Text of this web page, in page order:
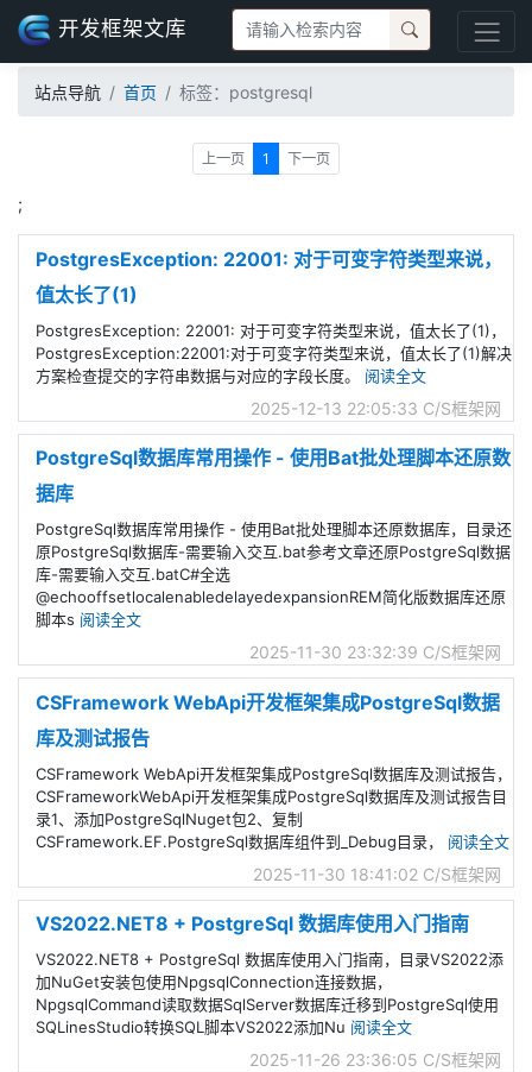
开发框架文库
站点导航 首页 标签：postgresql
上一页 1 下一页
;
PostgresException: 22001: 对于可变字符类型来说，
值太长了(1)
PostgresException: 22001: 对于可变字符类型来说，值太长了(1)，
PostgresException:22001:对于可变字符类型来说，值太长了(1)解决
方案检查提交的字符串数据与对应的字段长度。 阅读全文
2025-12-13 22:05:33 C/S框架网
PostgreSql数据库常用操作 - 使用Bat批处理脚本还原数
据库
PostgreSql数据库常用操作 - 使用Bat批处理脚本还原数据库，目录还
原PostgreSql数据库-需要输入交互.bat参考文章还原PostgreSql数据
库-需要输入交互.batC#全选
@echooffsetlocalenabledelayedexpansionREM简化版数据库还原
脚本s 阅读全文
2025-11-30 23:32:39 C/S框架网
CSFramework WebApi开发框架集成PostgreSql数据
库及测试报告
CSFramework WebApi开发框架集成PostgreSql数据库及测试报告，
CSFrameworkWebApi开发框架集成PostgreSql数据库及测试报告目
录1、添加PostgreSqlNuget包2、复制
CSFramework.EF.PostgreSql数据库组件到_Debug目录， 阅读全文
2025-11-30 18:41:02 C/S框架网
VS2022.NET8 + PostgreSql 数据库使用入门指南
VS2022.NET8 + PostgreSql 数据库使用入门指南，目录VS2022添
加NuGet安装包使用NpgsqlConnection连接数据，
NpgsqlCommand读取数据SqlServer数据库迁移到PostgreSql使用
SQLinesStudio转换SQL脚本VS2022添加Nu 阅读全文
2025-11-26 23:36:05 C/S框架网